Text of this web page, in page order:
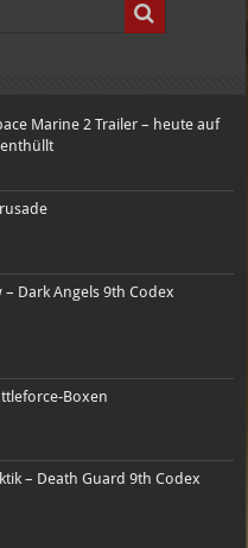
Marine 2 Trailer – heute auf
Dark Angels 9th Codex
Boxen
– Death Guard 9th Codex